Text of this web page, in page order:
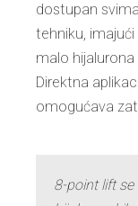
dostupan
tehniku,
malo
Direktna
omogućava
8-point lift